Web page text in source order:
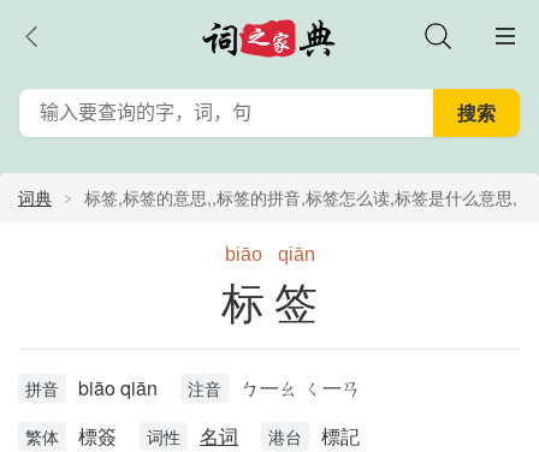
词典 标签,标签的意思,,标签的拼音,标签怎么读,标签是什么意思,
biāo qiān
标签
拼音 biāo qiān 注音 ㄅ一ㄠ ㄑ一ㄢ
繁体 標簽 词性 名词 港台 標記